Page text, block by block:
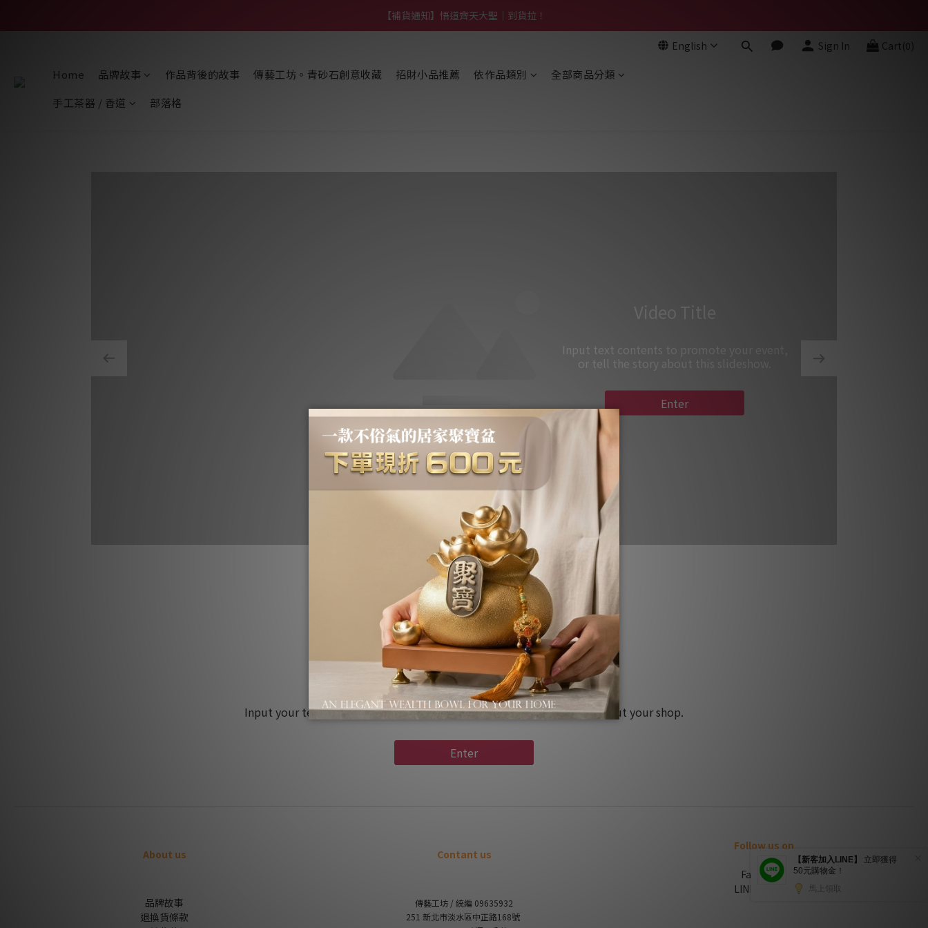
【熱門】馬上有系列！四種寶物幫你財運「轉」進來
【補貨通知】悟道齊天大聖｜到貨拉！
English Sign In Cart(0)
Home 品牌故事 作品背後的故事 傳藝工坊。青砂石創意收藏 招財小品推薦 依作品類別
全部商品分類
手工茶器 / 香道
部落格
Video Title
Input text contents to promote your event,
or tell the story about this slideshow.
Enter
Paragraph Title
Subtitle
Input your text contents to promote your product, or tell the story about your shop.
Enter
About us
品牌故事
退換貨條款
Contant us
傳藝工坊 / 統編 09635932
251 新北市淡水區中正路168號
Follow us on
FaceBook
LINE官方帳號